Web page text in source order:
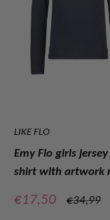
LIKE FLO
Emy Flo girls
shirt with artwork
Verkoopprijs
€17,50
Normale
€34,99